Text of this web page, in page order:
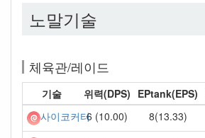
노말기술
체육관/레이드
기술 위력(DPS) EPtank(EPS)
사이코커터6 (10.00) 8(13.33)